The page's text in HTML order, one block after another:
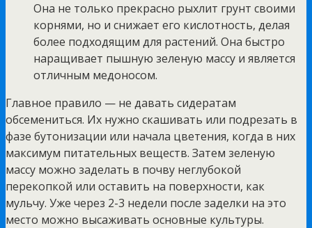
Она не только прекрасно рыхлит грунт своими
корнями, но и снижает его кислотность, делая
более подходящим для растений. Она быстро
наращивает пышную зеленую массу и является
отличным медоносом.
Главное правило — не давать сидератам
обсемениться. Их нужно скашивать или подрезать в
фазе бутонизации или начала цветения, когда в них
максимум питательных веществ. Затем зеленую
массу можно заделать в почву неглубокой
перекопкой или оставить на поверхности, как
мульчу. Уже через 2-3 недели после заделки на это
место можно высаживать основные культуры.